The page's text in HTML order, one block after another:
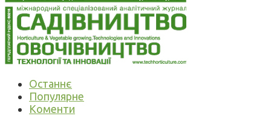
Останнє
Популярне
Коменти